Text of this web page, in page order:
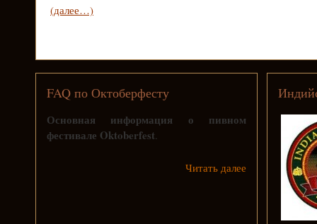
(далее…)
FAQ по Октоберфесту
Основная информация о пивном
фестивале Oktoberfest.
Читать далее